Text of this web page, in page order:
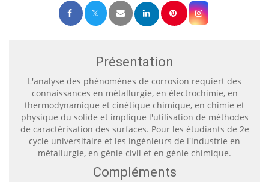
Présentation
L'analyse des phénomènes de corrosion requiert des
connaissances en métallurgie, en électrochimie, en
thermodynamique et cinétique chimique, en chimie et
physique du solide et implique l'utilisation de méthodes
de caractérisation des surfaces. Pour les étudiants de 2e
cycle universitaire et les ingénieurs de l'industrie en
métallurgie, en génie civil et en génie chimique.
Compléments